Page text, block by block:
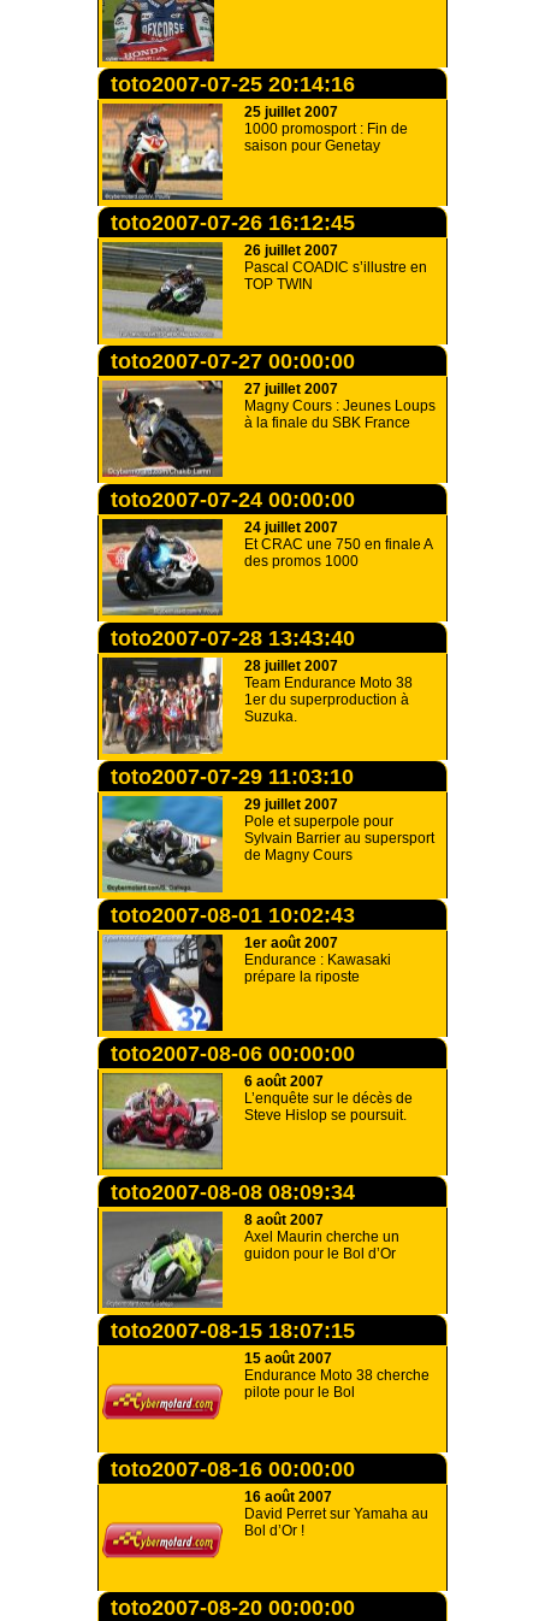
toto2007-07-25 20:14:16
25 juillet 2007
1000 promosport : Fin de
saison pour Genetay
toto2007-07-26 16:12:45
26 juillet 2007
Pascal COADIC s’illustre en
TOP TWIN
toto2007-07-27 00:00:00
27 juillet 2007
Magny Cours : Jeunes Loups
à la finale du SBK France
toto2007-07-24 00:00:00
24 juillet 2007
Et CRAC une 750 en finale A
des promos 1000
toto2007-07-28 13:43:40
28 juillet 2007
Team Endurance Moto 38
1er du superproduction à
Suzuka.
toto2007-07-29 11:03:10
29 juillet 2007
Pole et superpole pour
Sylvain Barrier au supersport
de Magny Cours
toto2007-08-01 10:02:43
1er août 2007
Endurance : Kawasaki
prépare la riposte
toto2007-08-06 00:00:00
6 août 2007
L’enquête sur le décès de
Steve Hislop se poursuit.
toto2007-08-08 08:09:34
8 août 2007
Axel Maurin cherche un
guidon pour le Bol d’Or
toto2007-08-15 18:07:15
15 août 2007
Endurance Moto 38 cherche
pilote pour le Bol
toto2007-08-16 00:00:00
16 août 2007
David Perret sur Yamaha au
Bol d’Or !
toto2007-08-20 00:00:00